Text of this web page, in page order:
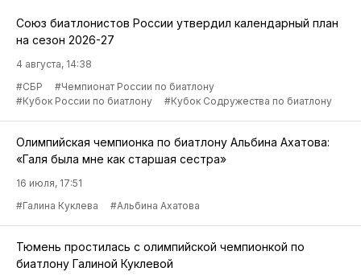
Союз биатлонистов России утвердил календарный план
на сезон 2026-27
4 августа, 14:38
#СБР
#Чемпионат России по биатлону
#Кубок России по биатлону
#Кубок Содружества по биатлону
Олимпийская чемпионка по биатлону Альбина Ахатова:
«Галя была мне как старшая сестра»
16 июля, 17:51
#Галина Куклева
#Альбина Ахатова
Тюмень простилась с олимпийской чемпионкой по
биатлону Галиной Куклевой